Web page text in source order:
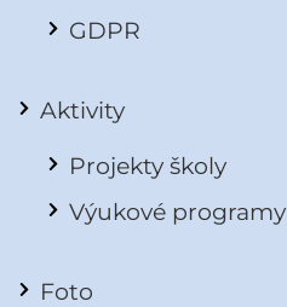
GDPR
Aktivity
Projekty školy
Výukové programy
Foto